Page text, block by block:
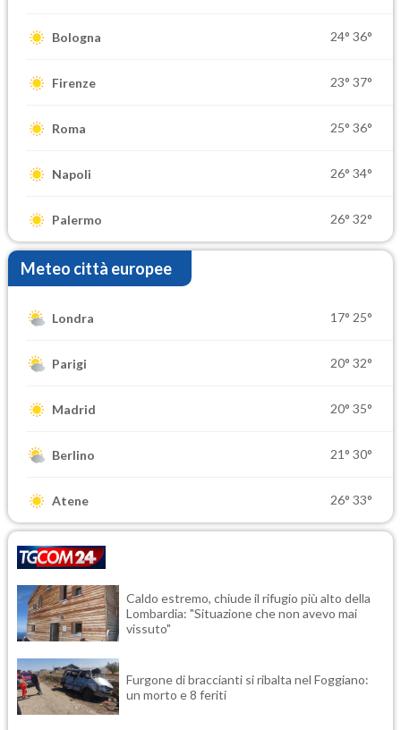
Bologna 24° 36°
Firenze 23° 37°
Roma 25° 36°
Napoli 26° 34°
Palermo 26° 32°
Meteo città europee
Londra 17° 25°
Parigi 20° 32°
Madrid 20° 35°
Berlino 21° 30°
Atene 26° 33°
Caldo estremo, chiude il rifugio più alto della
Lombardia: "Situazione che non avevo mai
vissuto"
Furgone di braccianti si ribalta nel Foggiano:
un morto e 8 feriti